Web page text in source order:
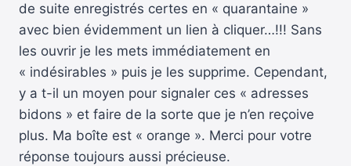
de suite enregistrés certes en « quarantaine »
avec bien évidemment un lien à cliquer…!!! Sans
les ouvrir je les mets immédiatement en
« indésirables » puis je les supprime. Cependant,
y a t-il un moyen pour signaler ces « adresses
bidons » et faire de la sorte que je n’en reçoive
plus. Ma boîte est « orange ». Merci pour votre
réponse toujours aussi précieuse.